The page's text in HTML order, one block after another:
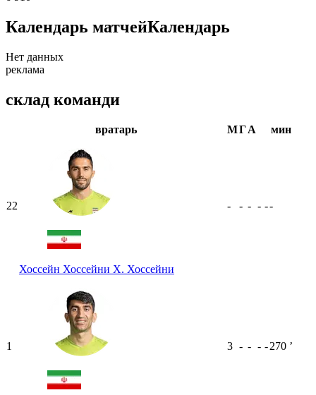
Календарь матчейКалендарь
Нет данных
реклама
склад команди
вратарь МГА мин
22
Хоссейн Хоссейни Х. Хоссейни
- - - - --
1 3 - - - -270 ʼ